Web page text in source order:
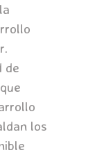
de
los